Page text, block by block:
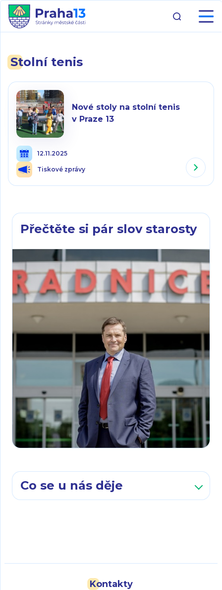
Stolní tenis
Nové stoly na stolní tenis
v Praze 13
12.11.2025
Tiskové zprávy
Přečtěte si pár slov starosty
Co se u nás děje
Kontakty